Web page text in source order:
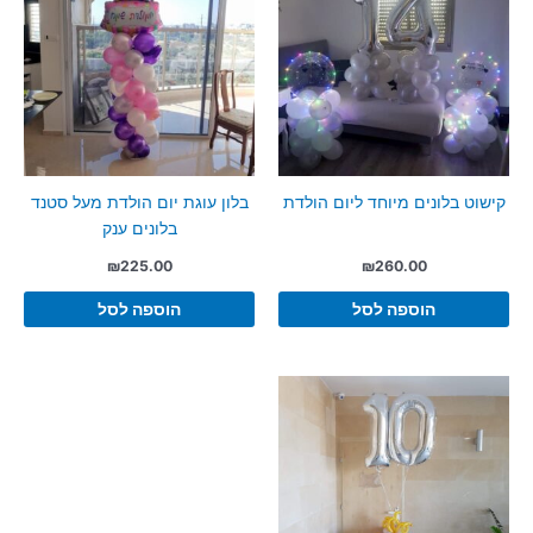
קישוט בלונים מיוחד ליום הולדת
₪260.00
הוספה לסל
בלון עוגת יום הולדת מעל סטנד
בלונים ענק
₪225.00
הוספה לסל